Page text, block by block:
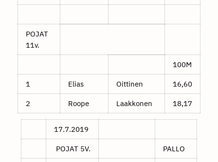
POJAT
11v.
100M
1 Elias Oittinen 16,60
2 Roope Laakkonen 18,17
17.7.2019
POJAT 5V. PALLO